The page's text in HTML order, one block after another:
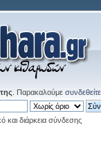
. Παρακαλούμε συνδεθείτε
και διάρκεια σύνδεσης